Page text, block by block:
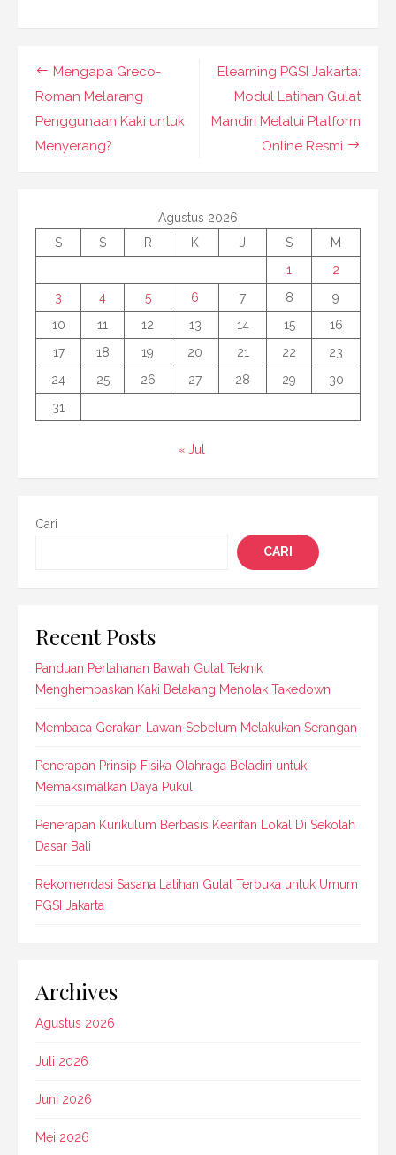
Navigasi
pos
Elearning PGSI Jakarta:
Modul Latihan Gulat
Mandiri Melalui Platform
Online Resmi
Mengapa Greco-
Roman Melarang
Penggunaan Kaki untuk
Menyerang?
Agustus 2026
S
S R K J S
M
1
2
3
4 5 6 7 8
9
10
11 12 13 14 15
16
17
18 19 20 21 22
23
24
25 26 27 28 29
30
31
« Jul
Cari
CARI
Recent Posts
Panduan Pertahanan Bawah Gulat Teknik
Menghempaskan Kaki Belakang Menolak Takedown
Membaca Gerakan Lawan Sebelum Melakukan Serangan
Penerapan Prinsip Fisika Olahraga Beladiri untuk
Memaksimalkan Daya Pukul
Penerapan Kurikulum Berbasis Kearifan Lokal Di Sekolah
Dasar Bali
Rekomendasi Sasana Latihan Gulat Terbuka untuk Umum
PGSI Jakarta
Archives
Agustus 2026
Juli 2026
Juni 2026
Mei 2026